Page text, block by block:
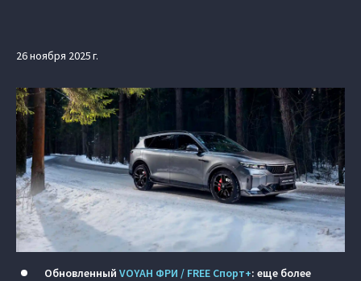
26 ноября 2025 г.
Обновленный VOYAH ФРИ / FREE Спорт+: еще более